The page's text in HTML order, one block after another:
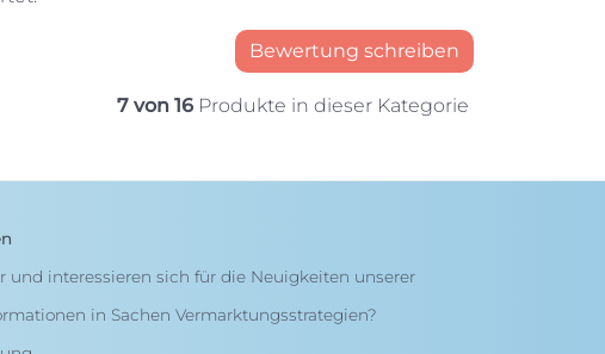
Bewertung schreiben
7 von 16 Produkte in dieser Kategorie
und interessieren sich für die Neuigkeiten unserer
in Sachen Vermarktungsstrategien?